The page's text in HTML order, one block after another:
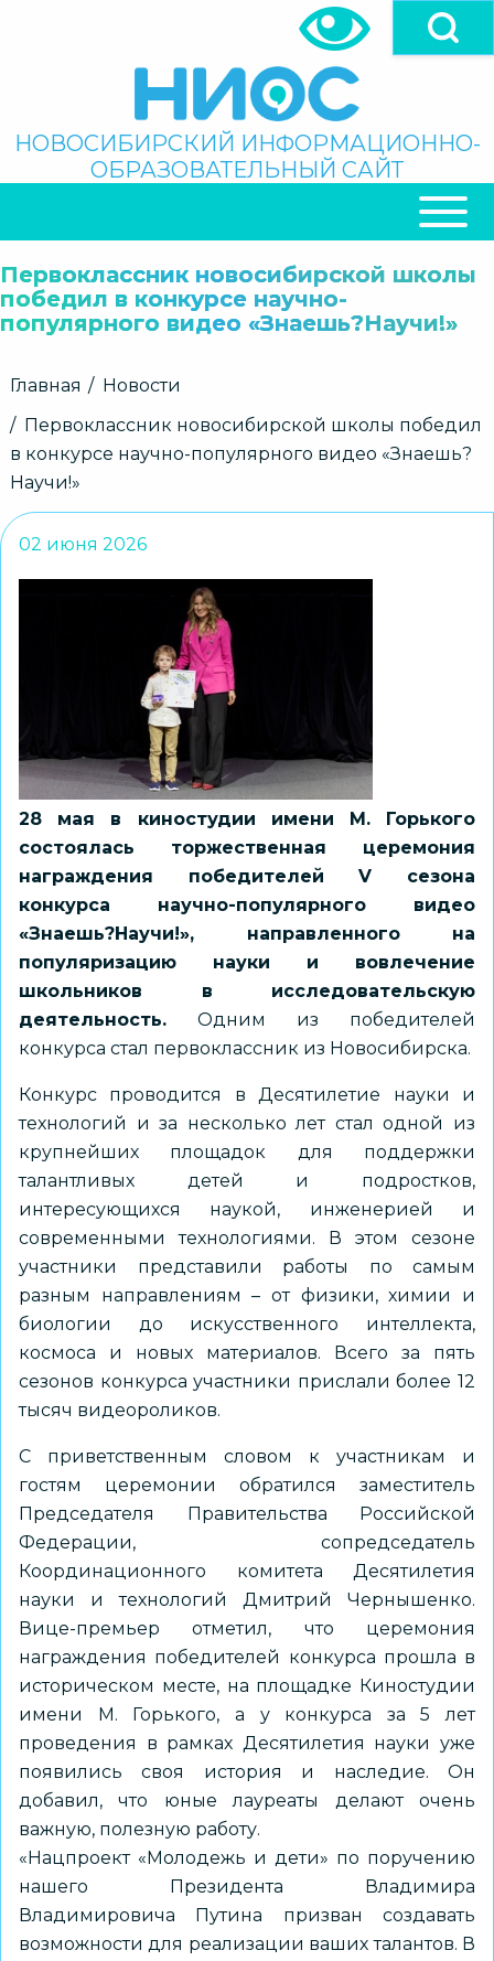
Поиск
НОВОСИБИРСКИЙ ИНФОРМАЦИОННО-
ОБРАЗОВАТЕЛЬНЫЙ САЙТ
НАВИГАЦИЯ
Первоклассник новосибирской школы
победил в конкурсе научно-
популярного видео «Знаешь?Научи!»
Строка
Главная
Новости
Первоклассник новосибирской школы победил
в конкурсе научно-популярного видео «Знаешь?
Научи!»
02 июня 2026
28 мая в киностудии имени М. Горького
состоялась торжественная церемония
награждения победителей V сезона
конкурса научно-популярного видео
«Знаешь?Научи!», направленного на
популяризацию науки и вовлечение
школьников в исследовательскую
деятельность. Одним из победителей
конкурса стал первоклассник из Новосибирска.
Конкурс проводится в Десятилетие науки и
технологий и за несколько лет стал одной из
крупнейших площадок для поддержки
талантливых детей и подростков,
интересующихся наукой, инженерией и
современными технологиями. В этом сезоне
участники представили работы по самым
разным направлениям – от физики, химии и
биологии до искусственного интеллекта,
космоса и новых материалов. Всего за пять
сезонов конкурса участники прислали более 12
тысяч видеороликов.
С приветственным словом к участникам и
гостям церемонии обратился заместитель
Председателя Правительства Российской
Федерации, сопредседатель
Координационного комитета Десятилетия
науки и технологий Дмитрий Чернышенко.
Вице-премьер отметил, что церемония
награждения победителей конкурса прошла в
историческом месте, на площадке Киностудии
имени М. Горького, а у конкурса за 5 лет
проведения в рамках Десятилетия науки уже
появились своя история и наследие. Он
добавил, что юные лауреаты делают очень
важную, полезную работу.
«Нацпроект «Молодежь и дети» по поручению
нашего Президента Владимира
Владимировича Путина призван создавать
возможности для реализации ваших талантов. В